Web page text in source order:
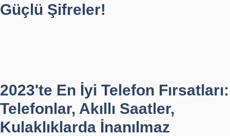
Güçlü Şifreler!
2023'te En İyi Telefon Fırsatları:
Telefonlar, Akıllı Saatler,
Kulaklıklarda İnanılmaz